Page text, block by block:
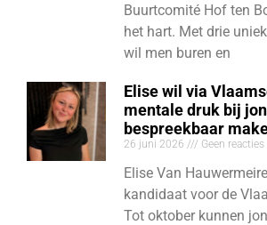
Buurtcomité Hof ten
het hart. Met drie
wil men buren en
Elise wil via
mentale druk bij
bespreekbaar
26 juni 2026 Geen reacties
Elise Van
kandidaat voor de
Tot oktober kunnen